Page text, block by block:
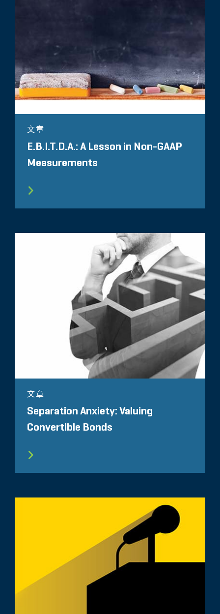
文章
E.B.I.T.D.A.: A Lesson in Non-GAAP
Measurements
文章
Separation Anxiety: Valuing
Convertible Bonds